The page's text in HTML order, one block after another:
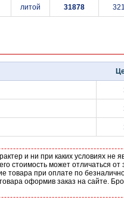
литой 31878
и ни при каких условиях не
стоимость может отличаться
при оплате по
оформив заказ на сайте.